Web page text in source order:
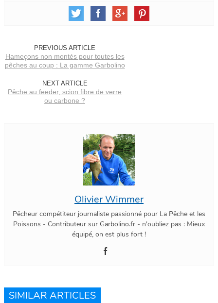
PREVIOUS ARTICLE
Hameçons non montés pour toutes les
pêches au coup : La gamme Garbolino
NEXT ARTICLE
Pêche au feeder, scion fibre de verre
ou carbone ?
Olivier Wimmer
Pêcheur compétiteur journaliste passionné pour La Pêche et les
Poissons - Contributeur sur Garbolino.fr - n'oubliez pas : Mieux
équipé, on est plus fort !
SIMILAR ARTICLES